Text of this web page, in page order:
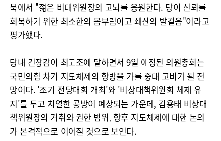
북에서 "젊은 비대위원장의 고뇌를 응원한다. 당이 신뢰를
회복하기 위한 최소한의 몸부림이고 쇄신의 발걸음"이라고
평가했다.
당내 긴장감이 최고조에 달하면서 9일 예정된 의원총회는
국민의힘 차기 지도체제의 향방을 가를 중대 고비가 될 전
망이다. '조기 전당대회 개최'와 '비상대책위원회 체제 유
지'를 두고 치열한 공방이 예상되는 가운데, 김용태 비상대
책위원장의 거취와 권한 범위, 향후 지도체제에 대한 논의
가 본격적으로 이어질 것으로 보인다.